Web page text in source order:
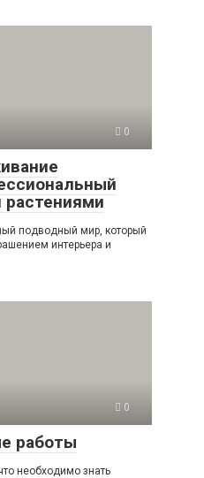
0
растениями
подводный мир, который
интерьера и
0
работы
необходимо знать